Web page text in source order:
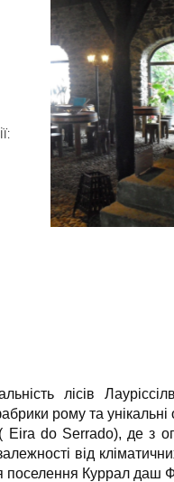
:
лісів
рому та унікальні
Eira do Serrado), де з
від
поселення Куррал даш